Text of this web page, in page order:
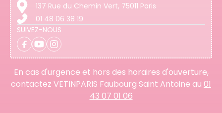
137 Rue du Chemin Vert, 75011 Paris
01 48 06 38 19
SUIVEZ-NOUS
En cas d'urgence et hors des horaires d'ouverture,
contactez VETINPARIS Faubourg Saint Antoine au 01
43 07 01 06